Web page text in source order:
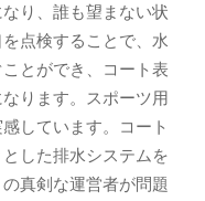
り、誰も望まない状
点検することで、水
とができ、コート表
ります。スポーツ用
しています。コート
した排水システムを
真剣な運営者が問題